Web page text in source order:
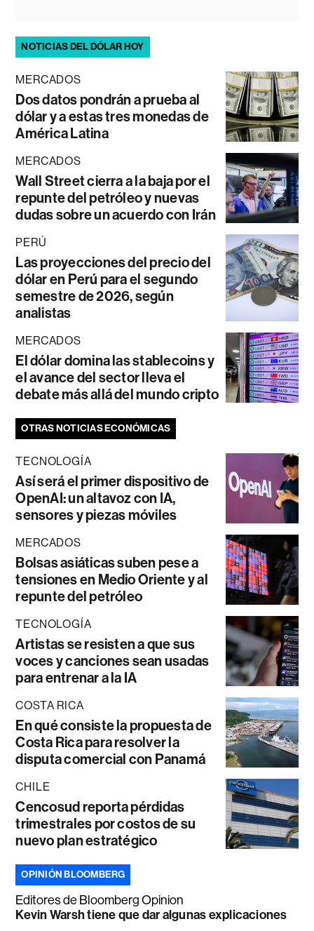
NOTICIAS DEL DÓLAR HOY
MERCADOS
Dos datos pondrán a prueba al
dólar y a estas tres monedas de
América Latina
MERCADOS
Wall Street cierra a la baja por el
repunte del petróleo y nuevas
dudas sobre un acuerdo con Irán
PERÚ
Las proyecciones del precio del
dólar en Perú para el segundo
semestre de 2026, según
analistas
MERCADOS
El dólar domina las stablecoins y
el avance del sector lleva el
debate más allá del mundo cripto
OTRAS NOTICIAS ECONÓMICAS
TECNOLOGÍA
Así será el primer dispositivo de
OpenAI: un altavoz con IA,
sensores y piezas móviles
MERCADOS
Bolsas asiáticas suben pese a
tensiones en Medio Oriente y al
repunte del petróleo
TECNOLOGÍA
Artistas se resisten a que sus
voces y canciones sean usadas
para entrenar a la IA
COSTA RICA
En qué consiste la propuesta de
Costa Rica para resolver la
disputa comercial con Panamá
CHILE
Cencosud reporta pérdidas
trimestrales por costos de su
nuevo plan estratégico
OPINIÓN BLOOMBERG
Editores de Bloomberg Opinion
Kevin Warsh tiene que dar algunas explicaciones